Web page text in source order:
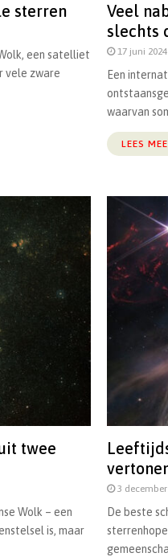
sterren
een satelliet
vele zware
Veel
slechts
17 juni 2024
Een
waarvan
LEES
twee
Wolk – een
is, maar
3 december
De beste